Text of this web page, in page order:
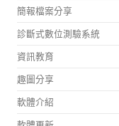
簡報檔案分享
診斷式數位測驗系統
資訊教育
趣圖分享
軟體介紹